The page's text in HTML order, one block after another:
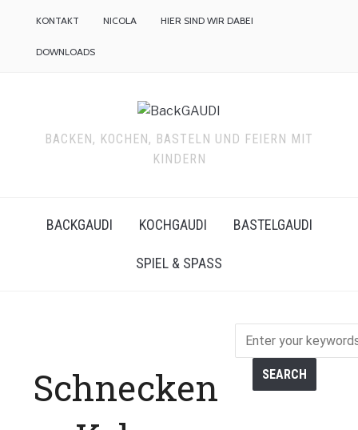
KONTAKT NICOLA HIER SIND WIR DABEI
DOWNLOADS
BACKEN, KOCHEN, BASTELN UND FEIERN MIT
KINDERN
BACKGAUDI KOCHGAUDI BASTELGAUDI
SPIEL & SPASS
Schnecken